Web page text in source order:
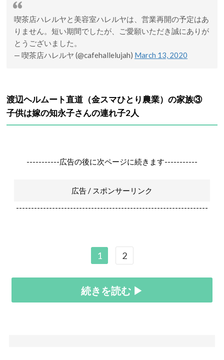
喫茶店ハレルヤと美容室ハレルヤは、営業再開の予定はあ
りません。短い期間でしたが、ご愛願いただき誠にありが
とうございました。
— 喫茶店ハレルヤ (@cafehallelujah) March 13, 2020
渡辺ヘルムート直道（金スマひとり農業）の家族③
子供は嫁の知永子さんの連れ子2人
-----------広告の後に次ページに続きます-----------
広告 / スポンサーリンク
----------------------------------------------------------------
1 2
続きを読む ▶